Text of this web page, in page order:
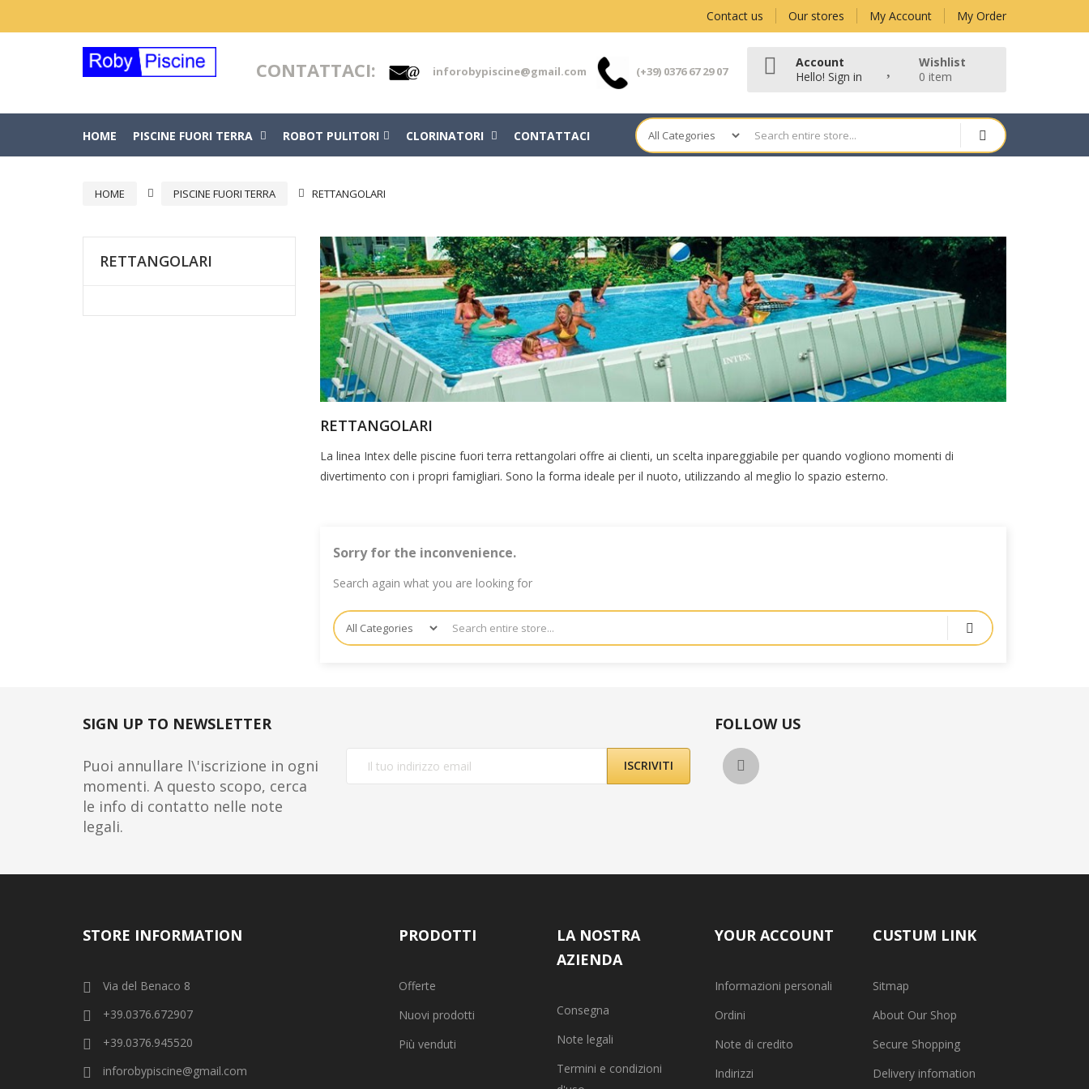
Contact us Our stores My Account My Order
Wishlist
0 item
Account
Hello! Sign in
CONTATTACI: inforobypiscine@gmail.com (+39) 0376 67 29 07
HOME PISCINE FUORI TERRA ROBOT PULITORI CLORINATORI CONTATTACI
HOME PISCINE FUORI TERRA RETTANGOLARI
RETTANGOLARI
RETTANGOLARI
La linea Intex delle piscine fuori terra rettangolari offre ai clienti, un scelta inpareggiabile per quando vogliono momenti di
divertimento con i propri famigliari. Sono la forma ideale per il nuoto, utilizzando al meglio lo spazio esterno.
Sorry for the inconvenience.
Search again what you are looking for
SIGN UP TO NEWSLETTER
Puoi annullare l\'iscrizione in ogni
momenti. A questo scopo, cerca
le info di contatto nelle note
legali.
FOLLOW US
STORE INFORMATION
Via del Benaco 8
+39.0376.672907
+39.0376.945520
inforobypiscine@gmail.com
PRODOTTI
Offerte
Nuovi prodotti
Più venduti
LA NOSTRA
AZIENDA
Consegna
Note legali
Termini e condizioni
YOUR ACCOUNT
Informazioni personali
Ordini
Note di credito
Indirizzi
CUSTUM LINK
Sitmap
About Our Shop
Secure Shopping
Delivery infomation